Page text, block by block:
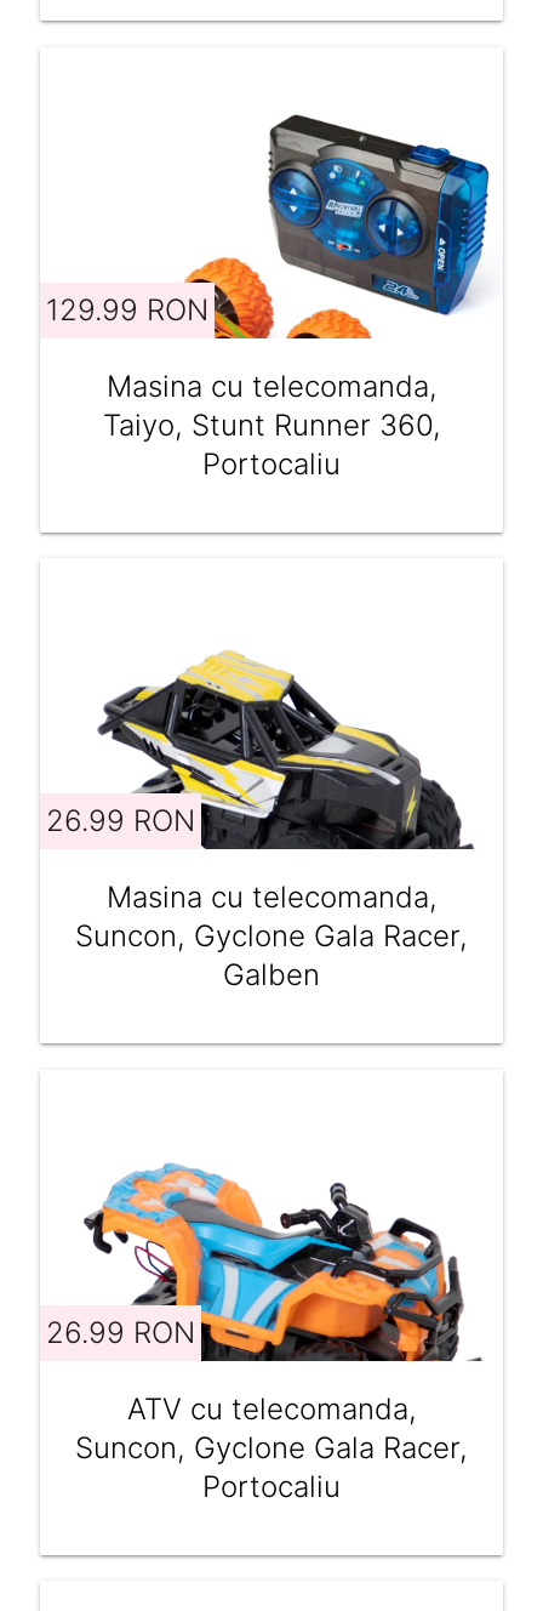
129.99 RON
Masina cu telecomanda,
Taiyo, Stunt Runner 360,
Portocaliu
26.99 RON
Masina cu telecomanda,
Suncon, Gyclone Gala Racer,
Galben
26.99 RON
ATV cu telecomanda,
Suncon, Gyclone Gala Racer,
Portocaliu